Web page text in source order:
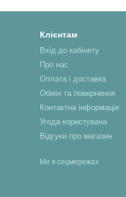
Клієнтам
Вхід до кабінету
Про нас
Оплата і доставка
Обмін та повернення
Контактна інформація
Угода користувача
Відгуки про магазин
Ми в соцмережах